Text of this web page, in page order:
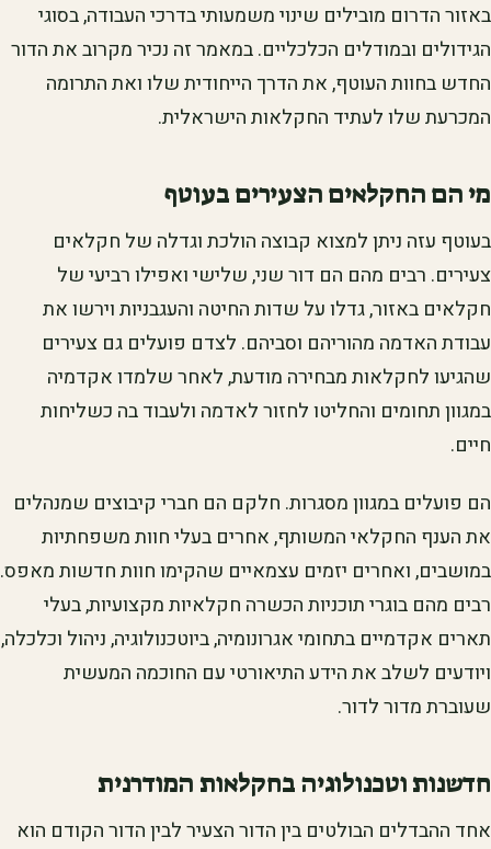
באזור הדרום מובילים שינוי משמעותי בדרכי העבודה, בסוגי
הגידולים ובמודלים הכלכליים. במאמר זה נכיר מקרוב את הדור
החדש בחוות העוטף, את הדרך הייחודית שלו ואת התרומה
המכרעת שלו לעתיד החקלאות הישראלית.
מי הם החקלאים הצעירים בעוטף
בעוטף עזה ניתן למצוא קבוצה הולכת וגדלה של חקלאים
צעירים. רבים מהם הם דור שני, שלישי ואפילו רביעי של
חקלאים באזור, גדלו על שדות החיטה והעגבניות וירשו את
עבודת האדמה מהוריהם וסביהם. לצדם פועלים גם צעירים
שהגיעו לחקלאות מבחירה מודעת, לאחר שלמדו אקדמיה
במגוון תחומים והחליטו לחזור לאדמה ולעבוד בה כשליחות
חיים.
הם פועלים במגוון מסגרות. חלקם הם חברי קיבוצים שמנהלים
את הענף החקלאי המשותף, אחרים בעלי חוות משפחתיות
במושבים, ואחרים יזמים עצמאיים שהקימו חוות חדשות מאפס.
רבים מהם בוגרי תוכניות הכשרה חקלאיות מקצועיות, בעלי
תארים אקדמיים בתחומי אגרונומיה, ביוטכנולוגיה, ניהול וכלכלה,
ויודעים לשלב את הידע התיאורטי עם החוכמה המעשית
שעוברת מדור לדור.
חדשנות וטכנולוגיה בחקלאות המודרנית
אחד ההבדלים הבולטים בין הדור הצעיר לבין הדור הקודם הוא